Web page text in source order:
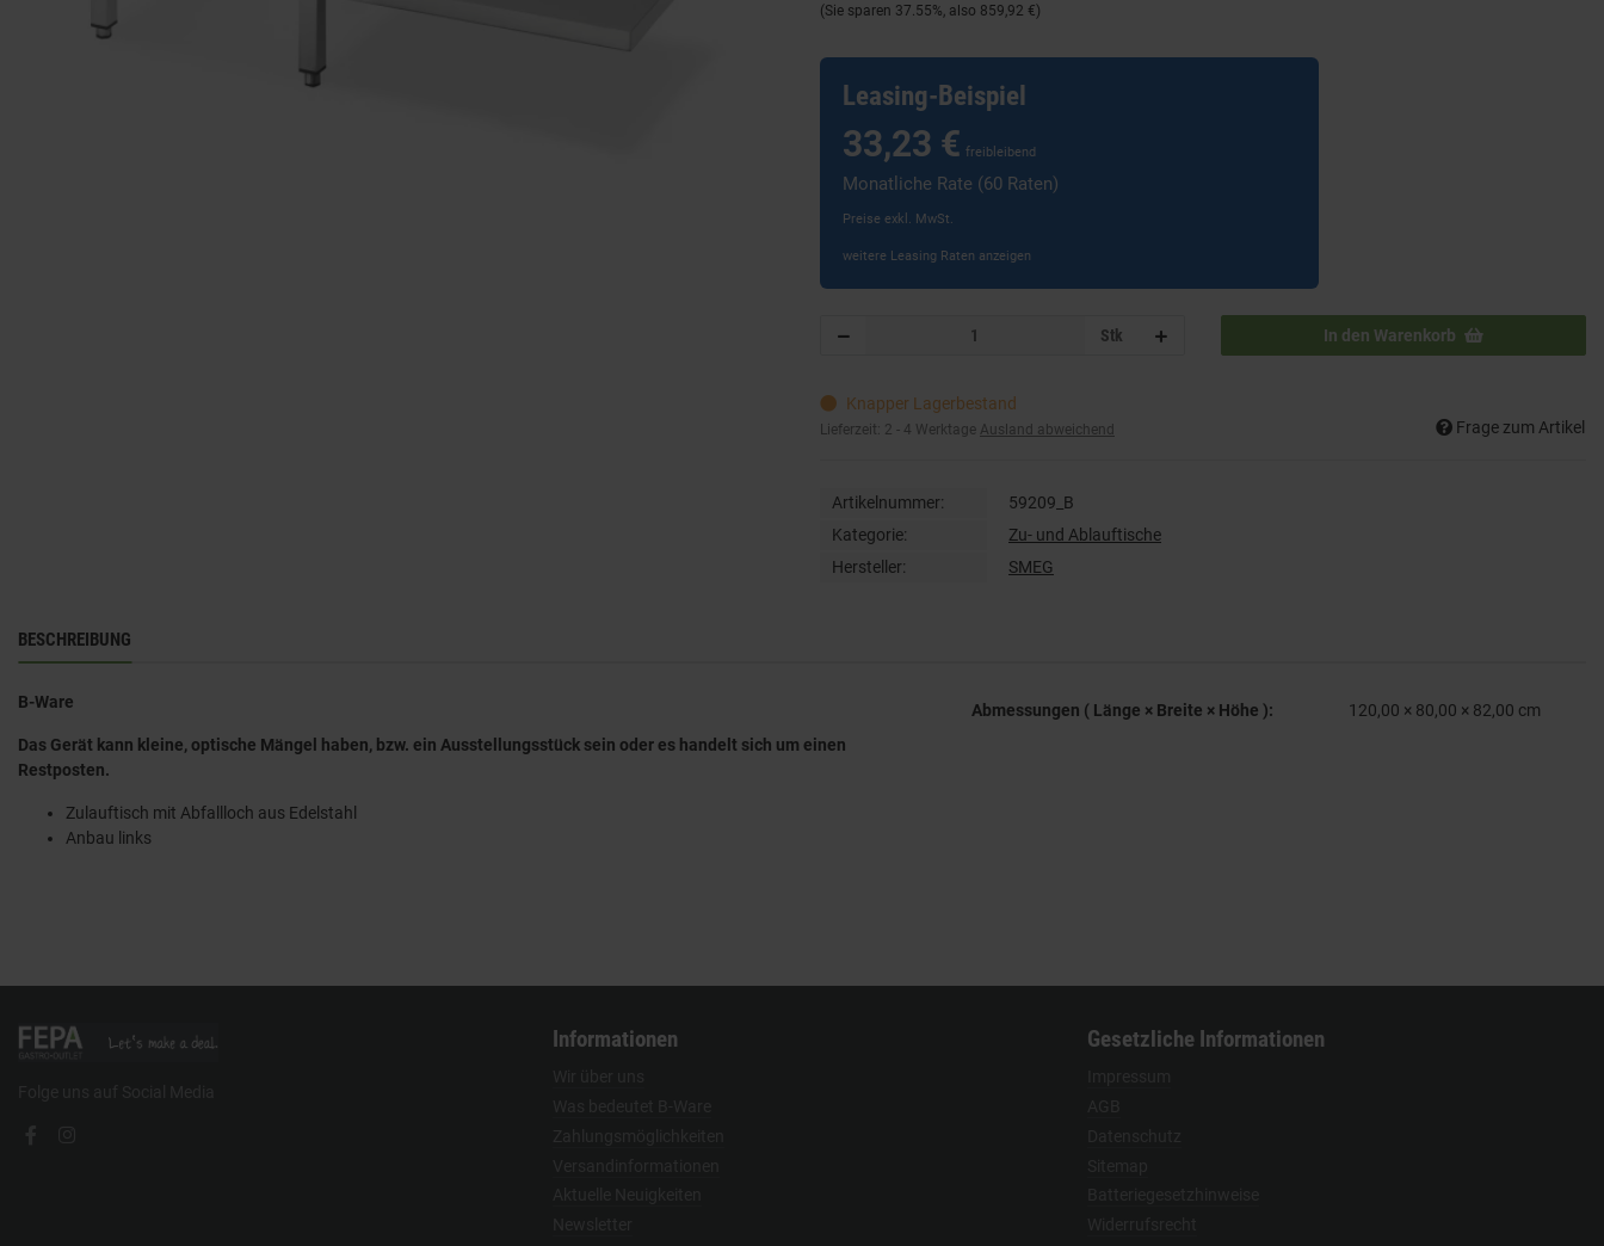
(Sie sparen 37.55%, also 859,92 €)
Leasing-Beispiel
33,23 € freibleibend
Monatliche Rate (60 Raten)
Preise exkl. MwSt.
weitere Leasing Raten anzeigen
Stk In den Warenkorb
Knapper Lagerbestand
Lieferzeit: 2 - 4 Werktage Ausland abweichend Frage zum Artikel
Artikelnummer:
59209_B
Kategorie:
Zu- und Ablauftische
Hersteller:
SMEG
BESCHREIBUNG
B-Ware
Das Gerät kann kleine, optische Mängel haben, bzw. ein Ausstellungsstück sein oder es handelt sich um einen
Restposten.
Zulauftisch mit Abfallloch aus Edelstahl
Anbau links
Abmessungen ( Länge × Breite × Höhe ): 120,00 × 80,00 × 82,00 cm
Informationen Gesetzliche Informationen